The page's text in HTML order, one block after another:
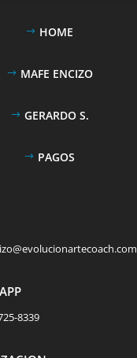
HOME
MAFE ENCIZO
GERARDO S.
PAGOS
8339